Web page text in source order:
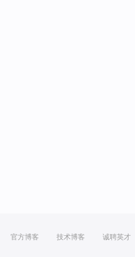
官方博客 技术博客 诚聘英才